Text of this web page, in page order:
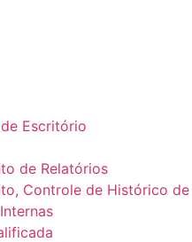
Escritório
de Relatórios
Controle de Histórico